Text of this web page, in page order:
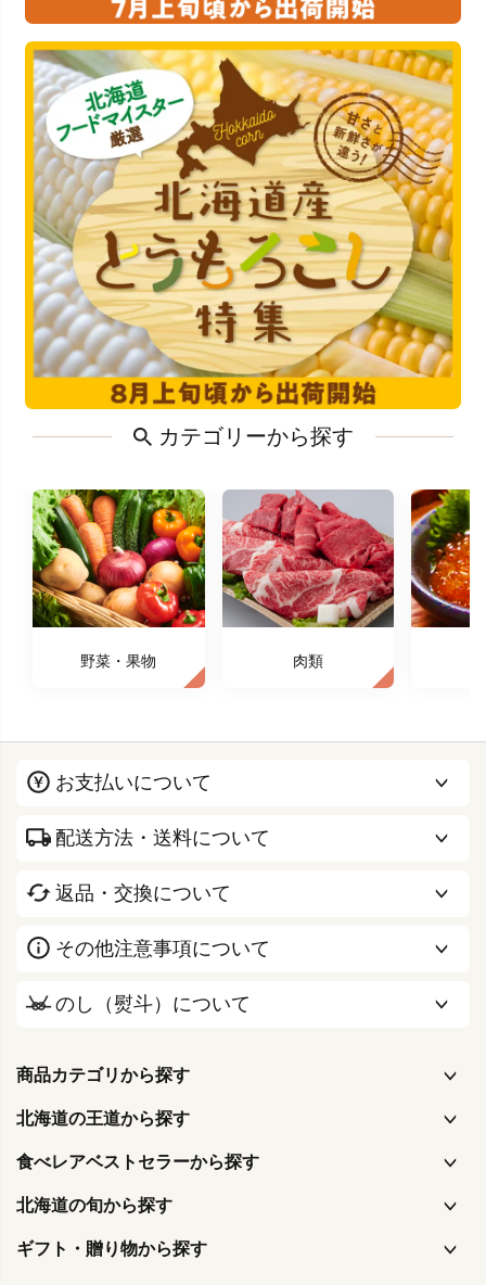
カテゴリーから探す
野菜・果物 肉類
お支払いについて
配送方法・送料について
返品・交換について
その他注意事項について
のし（熨斗）について
商品カテゴリから探す
北海道の王道から探す
食べレアベストセラーから探す
北海道の旬から探す
ギフト・贈り物から探す